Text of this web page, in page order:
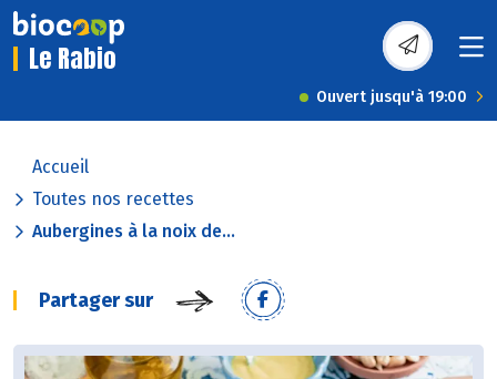
Le Rabio
Ouvert jusqu'à 19:00
Accueil
Toutes nos recettes
Aubergines à la noix de...
Partager sur